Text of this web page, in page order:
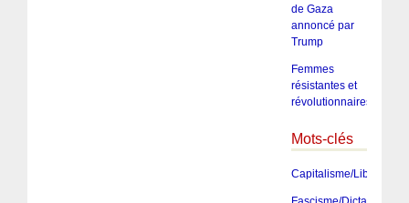
de Gaza
annoncé par
Trump
Femmes
résistantes et
révolutionnaires
Mots-clés
Capitalisme/